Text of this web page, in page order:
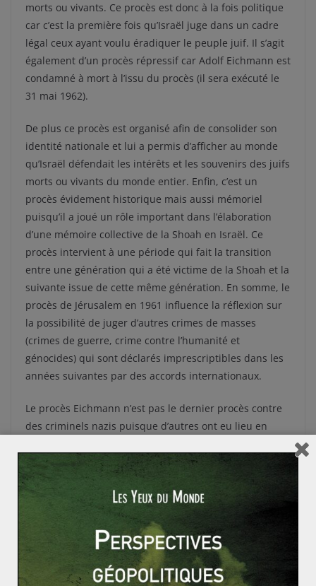
morts ou vivants. Ce procès est donc à la fois politique
car c’est la première fois qu’Israël juge dans un cadre
légal ceux ayant voulu éradiquer le peuple juif. Il s’agit
également d’un procès répressif car Adolf Eichmann est
condamné à mort à l’issu du procès (il sera exécuté le
31 mai 1962).
De plus ce procès est organisé afin de consolider son
identité nationale et lui a permis d’afficher au monde
qu’Israël défendait les intérêts et les souvenirs des juifs
morts ou vivants du monde entier. Enfin, c’est un
procès évidement historique mais aussi mémoriel
puisqu’il a joué un rôle important dans l’élaboration
d’une mémoire collective de la Shoah en Israël. Ce
procès intervient à une période qui fait la transition
entre une génération qui a été victime de la Shoah et la
suivante issue de cette même génération. En somme, le
procès de Jérusalem en 1961 influence la réflexion sur
la possibilité de juger d’autres crimes de masses
(crimes de guerre, crime contre l’humanité et
génocides) qui sont déclarés imprescriptibles dans les
années suivantes par des accords internationaux.
Le procès Eichmann n’est pas le dernier procès contre
des criminels nazis puisque d’autres ont eu lieu en
Francfort, Stuttgart ou Cologne) et en France dans les
années 1980-1990 (Barbie, Papon) mais il s’agit, de par
ses circonstances et sa popularité, d’un fer de lance
pour la justice internationale. En effet la résolution de
l’ONU de juin 1960 reconnait la violation territoriale de
l’Argentine par Israël mais affirme le droit de juger en
Israël Adolf Eichmann. Ainsi ceci montre le déficit de